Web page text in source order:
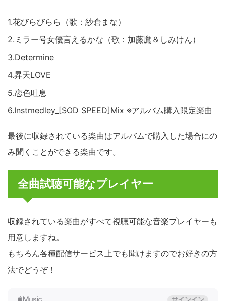
1.花びらびらら（歌：紗倉まな）
2.ミラー号女優言えるかな（歌：加藤鷹＆しみけん）
3.Determine
4.昇天LOVE
5.恋色吐息
6.Instmedley_[SOD SPEED]Mix ※アルバム購入限定楽曲
最後に収録されている楽曲はアルバムで購入した場合にの
み聞くことができる楽曲です。
全曲試聴可能なプレイヤー
収録されている楽曲がすべて視聴可能な音楽プレイヤーも
用意しますね。
もちろん各種配信サービス上でも聞けますのでお好きの方
法でどうぞ！